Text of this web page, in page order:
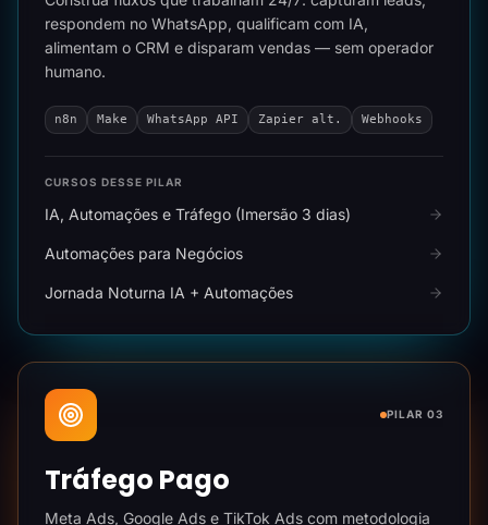
respondem no WhatsApp, qualificam com IA,
alimentam o CRM e disparam vendas — sem operador
humano.
n8n Make WhatsApp API Zapier alt. Webhooks
CURSOS DESSE PILAR
IA, Automações e Tráfego (Imersão 3 dias)
Automações para Negócios
Jornada Noturna IA + Automações
PILAR 03
Tráfego Pago
Meta Ads, Google Ads e TikTok Ads com metodologia